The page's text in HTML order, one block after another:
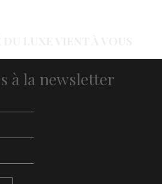
à la newsletter